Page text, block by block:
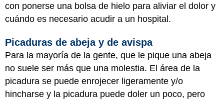
con ponerse una bolsa de hielo para aliviar el dolor y
cuándo es necesario acudir a un hospital.
Picaduras de abeja y de avispa
Para la mayoría de la gente, que le pique una abeja
no suele ser más que una molestia. El área de la
picadura se puede enrojecer ligeramente y/o
hincharse y la picadura puede doler un poco, pero